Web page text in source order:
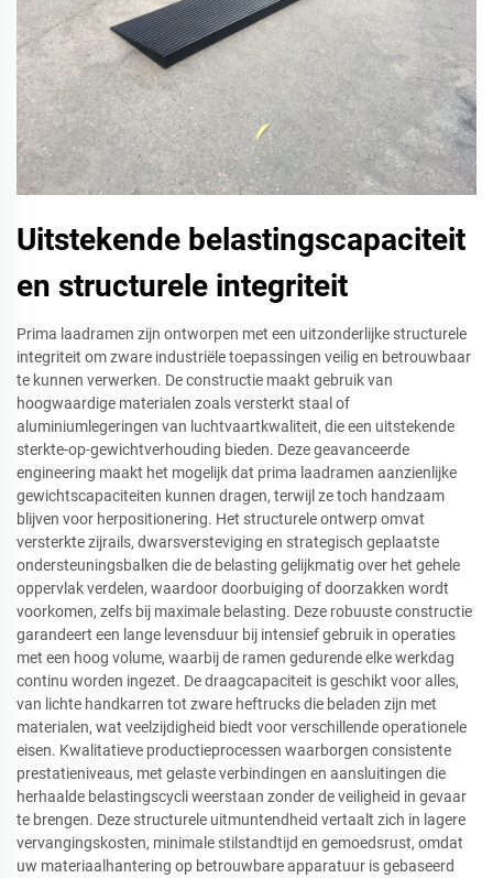
Uitstekende belastingscapaciteit
en structurele integriteit
Prima laadramen zijn ontworpen met een uitzonderlijke structurele
integriteit om zware industriële toepassingen veilig en betrouwbaar
te kunnen verwerken. De constructie maakt gebruik van
hoogwaardige materialen zoals versterkt staal of
aluminiumlegeringen van luchtvaartkwaliteit, die een uitstekende
sterkte-op-gewichtverhouding bieden. Deze geavanceerde
engineering maakt het mogelijk dat prima laadramen aanzienlijke
gewichtscapaciteiten kunnen dragen, terwijl ze toch handzaam
blijven voor herpositionering. Het structurele ontwerp omvat
versterkte zijrails, dwarsversteviging en strategisch geplaatste
ondersteuningsbalken die de belasting gelijkmatig over het gehele
oppervlak verdelen, waardoor doorbuiging of doorzakken wordt
voorkomen, zelfs bij maximale belasting. Deze robuuste constructie
garandeert een lange levensduur bij intensief gebruik in operaties
met een hoog volume, waarbij de ramen gedurende elke werkdag
continu worden ingezet. De draagcapaciteit is geschikt voor alles,
van lichte handkarren tot zware heftrucks die beladen zijn met
materialen, wat veelzijdigheid biedt voor verschillende operationele
eisen. Kwalitatieve productieprocessen waarborgen consistente
prestatieniveaus, met gelaste verbindingen en aansluitingen die
herhaalde belastingscycli weerstaan zonder de veiligheid in gevaar
te brengen. Deze structurele uitmuntendheid vertaalt zich in lagere
vervangingskosten, minimale stilstandtijd en gemoedsrust, omdat
uw materiaalhantering op betrouwbare apparatuur is gebaseerd